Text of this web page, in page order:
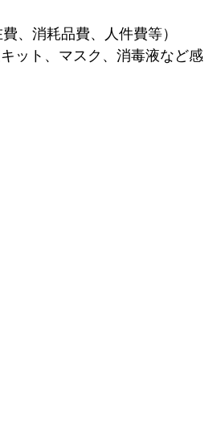
、消耗品費、人件費等）
ット、マスク、消毒液など感